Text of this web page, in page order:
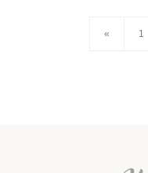
« 1